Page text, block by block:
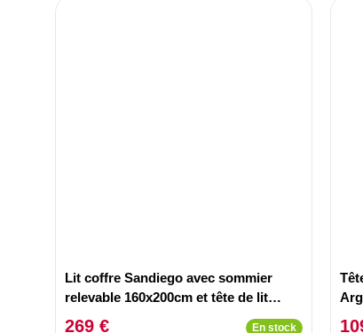
Lit coffre Sandiego avec sommier
relevable 160x200cm et tête de lit
cloutée Velours Taupe
269 € En stock